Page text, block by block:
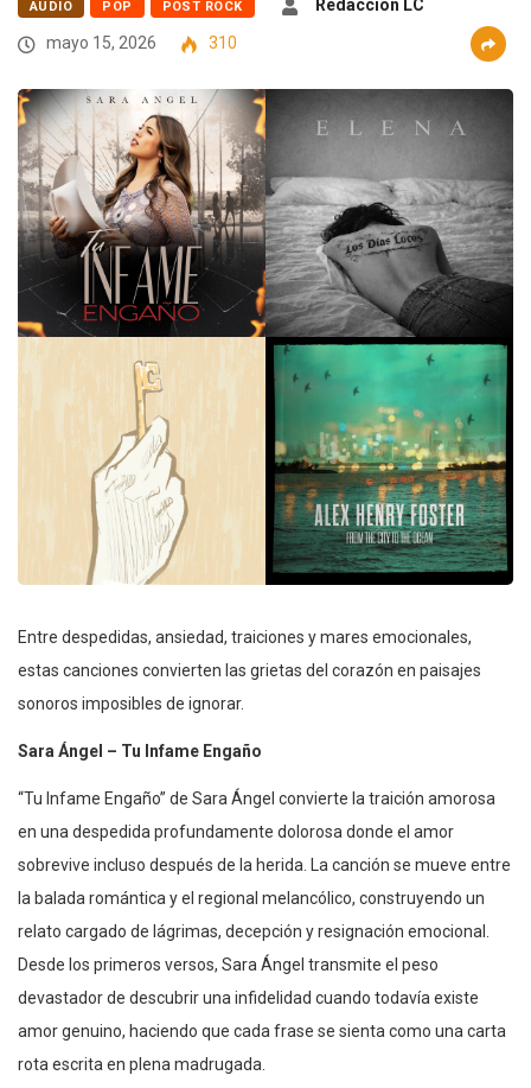
AUDIO POP POST ROCK
Redaccion LC
mayo 15, 2026
310
Entre despedidas, ansiedad, traiciones y mares emocionales,
estas canciones convierten las grietas del corazón en paisajes
sonoros imposibles de ignorar.
Sara Ángel – Tu Infame Engaño
“Tu Infame Engaño” de Sara Ángel convierte la traición amorosa
en una despedida profundamente dolorosa donde el amor
sobrevive incluso después de la herida. La canción se mueve entre
la balada romántica y el regional melancólico, construyendo un
relato cargado de lágrimas, decepción y resignación emocional.
Desde los primeros versos, Sara Ángel transmite el peso
devastador de descubrir una infidelidad cuando todavía existe
amor genuino, haciendo que cada frase se sienta como una carta
rota escrita en plena madrugada.